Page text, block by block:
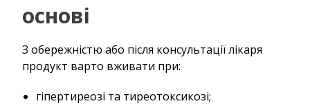
основі
З обережністю або після консультації лікаря
продукт варто вживати при:
гіпертиреозі та тиреотоксикозі;